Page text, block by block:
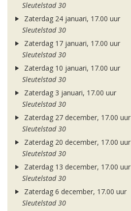
Sleutelstad 30
Zaterdag 24 januari, 17.00 uur
Sleutelstad 30
Zaterdag 17 januari, 17.00 uur
Sleutelstad 30
Zaterdag 10 januari, 17.00 uur
Sleutelstad 30
Zaterdag 3 januari, 17.00 uur
Sleutelstad 30
Zaterdag 27 december, 17.00 uur
Sleutelstad 30
Zaterdag 20 december, 17.00 uur
Sleutelstad 30
Zaterdag 13 december, 17.00 uur
Sleutelstad 30
Zaterdag 6 december, 17.00 uur
Sleutelstad 30